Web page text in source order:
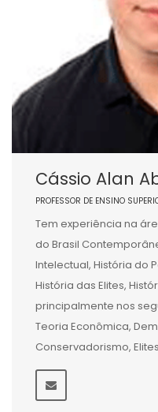
Cássio Alan
PROFESSOR DE ENSINO
Tem experiência na
do Brasil
Intelectual, História do
História das Elites,
principalmente nos
Teoria Econômica,
Conservadorismo,